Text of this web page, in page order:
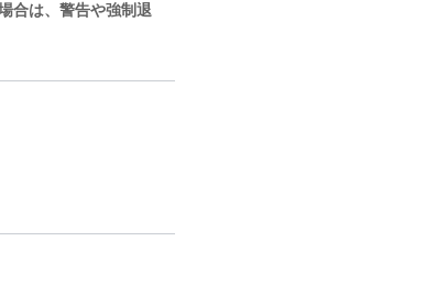
合は、警告や強制退